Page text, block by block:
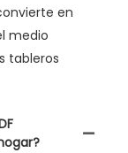
en
medio
tableros